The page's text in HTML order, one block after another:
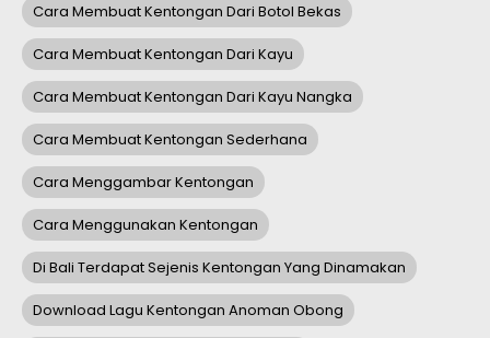
Cara Membuat Kentongan Dari Botol Bekas
Cara Membuat Kentongan Dari Kayu
Cara Membuat Kentongan Dari Kayu Nangka
Cara Membuat Kentongan Sederhana
Cara Menggambar Kentongan
Cara Menggunakan Kentongan
Di Bali Terdapat Sejenis Kentongan Yang Dinamakan
Download Lagu Kentongan Anoman Obong